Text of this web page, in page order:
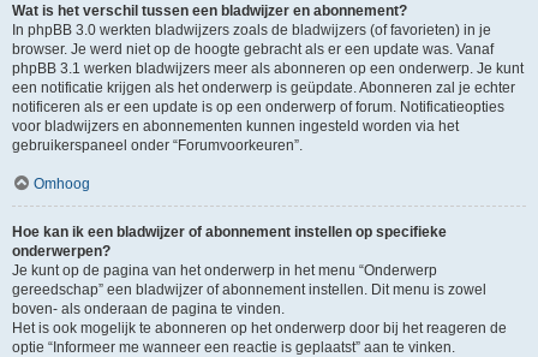
Wat is het verschil tussen een bladwijzer en abonnement?
In phpBB 3.0 werkten bladwijzers zoals de bladwijzers (of favorieten) in je
browser. Je werd niet op de hoogte gebracht als er een update was. Vanaf
phpBB 3.1 werken bladwijzers meer als abonneren op een onderwerp. Je kunt
een notificatie krijgen als het onderwerp is geüpdate. Abonneren zal je echter
notificeren als er een update is op een onderwerp of forum. Notificatieopties
voor bladwijzers en abonnementen kunnen ingesteld worden via het
gebruikerspaneel onder “Forumvoorkeuren”.
Omhoog
Hoe kan ik een bladwijzer of abonnement instellen op specifieke
onderwerpen?
Je kunt op de pagina van het onderwerp in het menu “Onderwerp
gereedschap” een bladwijzer of abonnement instellen. Dit menu is zowel
boven- als onderaan de pagina te vinden.
Het is ook mogelijk te abonneren op het onderwerp door bij het reageren de
optie “Informeer me wanneer een reactie is geplaatst” aan te vinken.